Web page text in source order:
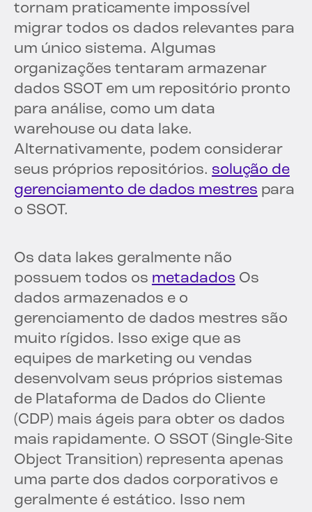
tornam praticamente impossível
migrar todos os dados relevantes para
um único sistema. Algumas
organizações tentaram armazenar
dados SSOT em um repositório pronto
para análise, como um data
warehouse ou data lake.
Alternativamente, podem considerar
seus próprios repositórios. solução de
gerenciamento de dados mestres para
o SSOT.
Os data lakes geralmente não
possuem todos os metadados Os
dados armazenados e o
gerenciamento de dados mestres são
muito rígidos. Isso exige que as
equipes de marketing ou vendas
desenvolvam seus próprios sistemas
de Plataforma de Dados do Cliente
(CDP) mais ágeis para obter os dados
mais rapidamente. O SSOT (Single-Site
Object Transition) representa apenas
uma parte dos dados corporativos e
geralmente é estático. Isso nem